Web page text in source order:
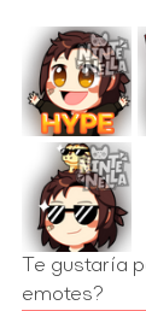
Te gustaría
emotes?